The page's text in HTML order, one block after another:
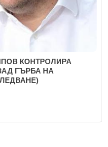
КОНТРОЛИРА
ГЪРБА НА